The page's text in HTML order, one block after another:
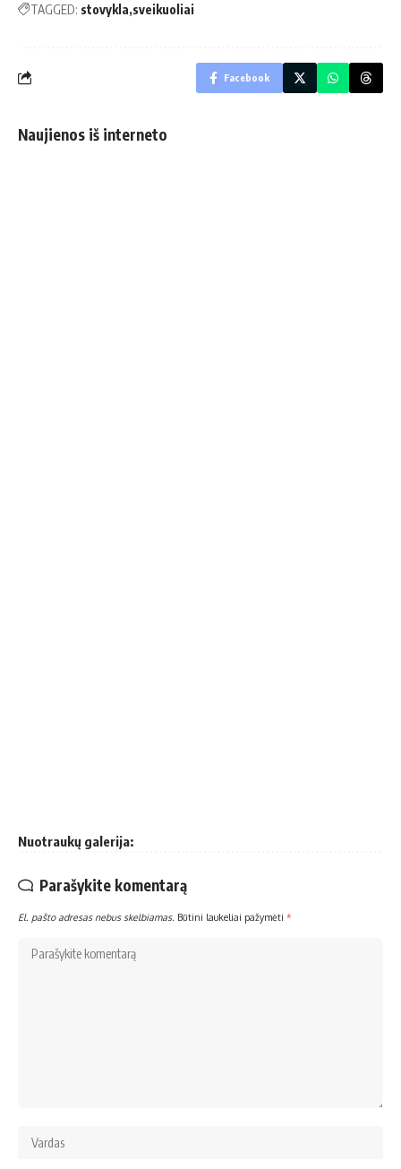
TAGGED: stovykla sveikuoliai
Facebook
Naujienos iš interneto
Nuotraukų galerija:
Parašykite komentarą
El. pašto adresas nebus skelbiamas. Būtini laukeliai pažymėti *